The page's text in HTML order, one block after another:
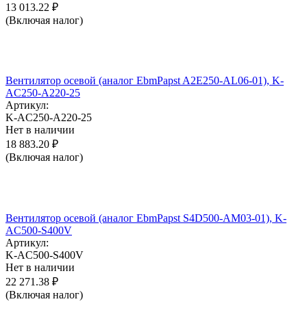
13 013.22 ₽
(Включая налог)
Вентилятор осевой (аналог EbmPapst A2E250-AL06-01), K-
AC250-A220-25
Артикул:
K-AC250-A220-25
Нет в наличии
18 883.20 ₽
(Включая налог)
Вентилятор осевой (аналог EbmPapst S4D500-AM03-01), K-
AC500-S400V
Артикул:
K-AC500-S400V
Нет в наличии
22 271.38 ₽
(Включая налог)